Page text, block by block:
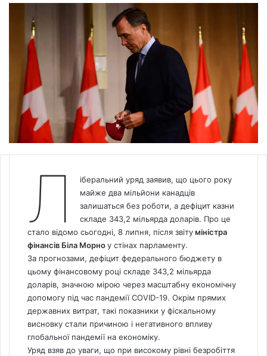
Л
іберальний уряд заявив, що цього року
майже два мільйони канадців
залишаться без роботи, а дефіцит казни
складе 343,2 мільярда доларів. Про це
стало відомо сьогодні, 8 липня, після звітуміністра
фінансів Біла Морноу стінах парламенту.
За прогнозами, дефіцит федерального бюджету в
цьому фінансовому році складе 343,2 мільярда
доларів, значною мірою через масштабну економічну
допомогу під час пандемії COVID-19. Окрім прямих
державних витрат, такі показники у фіскальному
висновку стали причиною і негативного впливу
глобальної пандемії на економіку.
Уряд взяв до уваги, що при високому рівні безробіття